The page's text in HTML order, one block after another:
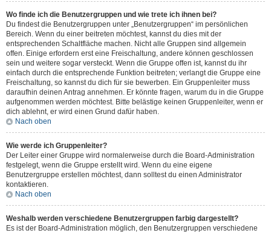
Wo finde ich die Benutzergruppen und wie trete ich ihnen bei?
Du findest die Benutzergruppen unter „Benutzergruppen“ im persönlichen
Bereich. Wenn du einer beitreten möchtest, kannst du dies mit der
entsprechenden Schaltfläche machen. Nicht alle Gruppen sind allgemein
offen. Einige erfordern erst eine Freischaltung, andere können geschlossen
sein und weitere sogar versteckt. Wenn die Gruppe offen ist, kannst du ihr
einfach durch die entsprechende Funktion beitreten; verlangt die Gruppe eine
Freischaltung, so kannst du dich für sie bewerben. Ein Gruppenleiter muss
daraufhin deinen Antrag annehmen. Er könnte fragen, warum du in die Gruppe
aufgenommen werden möchtest. Bitte belästige keinen Gruppenleiter, wenn er
dich ablehnt, er wird einen Grund dafür haben.
Nach oben
Wie werde ich Gruppenleiter?
Der Leiter einer Gruppe wird normalerweise durch die Board-Administration
festgelegt, wenn die Gruppe erstellt wird. Wenn du eine eigene
Benutzergruppe erstellen möchtest, dann solltest du einen Administrator
kontaktieren.
Nach oben
Weshalb werden verschiedene Benutzergruppen farbig dargestellt?
Es ist der Board-Administration möglich, den Benutzergruppen verschiedene